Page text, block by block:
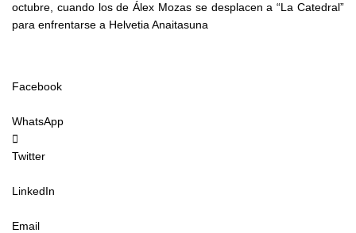
octubre, cuando los de Álex Mozas se desplacen a “La Catedral”
para enfrentarse a Helvetia Anaitasuna
Facebook
WhatsApp
Twitter
LinkedIn
Email